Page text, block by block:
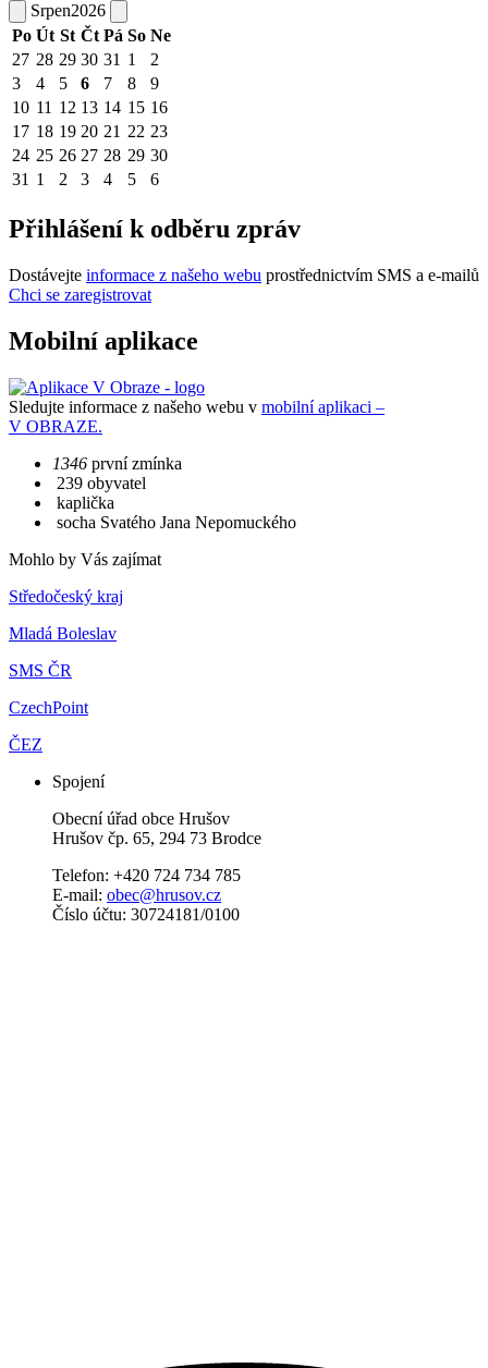
Srpen2026
Po Út St Čt Pá So Ne
27 28 29 30 31 1
2
3
4 5 6 7 8
9
10 11 12 13 14 15 16
17 18 19 20 21 22 23
24 25 26 27 28 29 30
31 1 2 3 4 5 6
Přihlášení k odběru zpráv
Dostávejte informace z našeho webu prostřednictvím SMS a e-mailů
Chci se zaregistrovat
Mobilní aplikace
Sledujte informace z našeho webu v mobilní aplikaci –
V OBRAZE.
1346 první zmínka
239 obyvatel
kaplička
socha Svatého Jana Nepomuckého
Mohlo by Vás zajímat
Středočeský kraj
Mladá Boleslav
SMS ČR
CzechPoint
ČEZ
Spojení
Obecní úřad obce Hrušov
Hrušov čp. 65, 294 73 Brodce
Telefon: +420 724 734 785
E-mail: obec@hrusov.cz
Číslo účtu: 30724181/0100